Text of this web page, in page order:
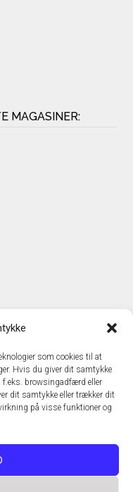
som cookies til at
Hvis du giver dit samtykke
f.eks. browsingadfærd eller
dit samtykke eller trækker dit
på visse funktioner og
MAGASINER:
S
26 28